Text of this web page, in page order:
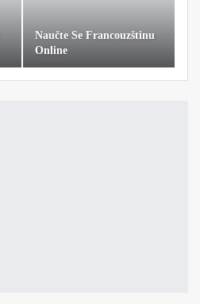
Naučte Se Francouzštinu
Online